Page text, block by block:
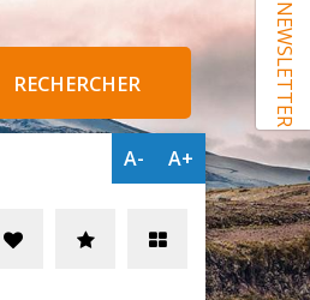
NEWSLETTER
A- A+